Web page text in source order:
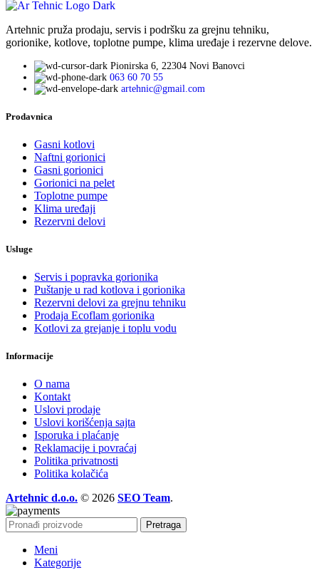
Artehnic pruža prodaju, servis i podršku za grejnu tehniku,
gorionike, kotlove, toplotne pumpe, klima uređaje i rezervne delove.
Pionirska 6, 22304 Novi Banovci
063 60 70 55
artehnic@gmail.com
Prodavnica
Gasni kotlovi
Naftni gorionici
Gasni gorionici
Gorionici na pelet
Toplotne pumpe
Klima uređaji
Rezervni delovi
Usluge
Servis i popravka gorionika
Puštanje u rad kotlova i gorionika
Rezervni delovi za grejnu tehniku
Prodaja Ecoflam gorionika
Kotlovi za grejanje i toplu vodu
Informacije
O nama
Kontakt
Uslovi prodaje
Uslovi korišćenja sajta
Isporuka i plaćanje
Reklamacije i povraćaj
Politika privatnosti
Politika kolačića
Artehnic d.o.o. © 2026 SEO Team.
Pretraga
Meni
Kategorije